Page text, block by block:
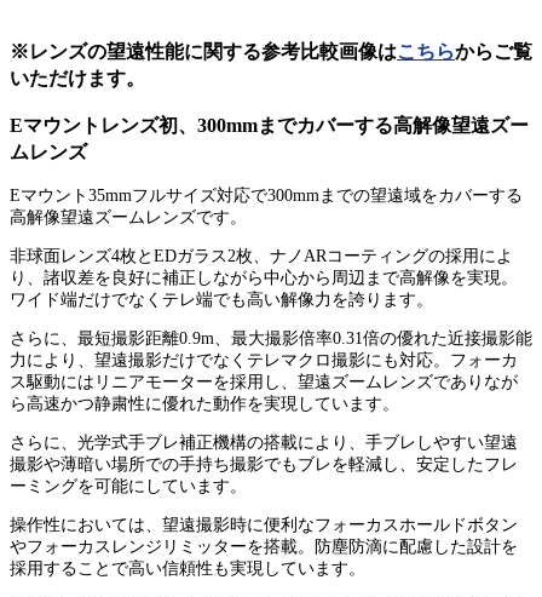
※レンズの望遠性能に関する参考比較画像はこちらからご覧
いただけます。
Eマウントレンズ初、300mmまでカバーする高解像望遠ズー
ムレンズ
Eマウント35mmフルサイズ対応で300mmまでの望遠域をカバーする
高解像望遠ズームレンズです。
非球面レンズ4枚とEDガラス2枚、ナノARコーティングの採用によ
り、諸収差を良好に補正しながら中心から周辺まで高解像を実現。
ワイド端だけでなくテレ端でも高い解像力を誇ります。
さらに、最短撮影距離0.9m、最大撮影倍率0.31倍の優れた近接撮影能
力により、望遠撮影だけでなくテレマクロ撮影にも対応。フォーカ
ス駆動にはリニアモーターを採用し、望遠ズームレンズでありなが
ら高速かつ静粛性に優れた動作を実現しています。
さらに、光学式手ブレ補正機構の搭載により、手ブレしやすい望遠
撮影や薄暗い場所での手持ち撮影でもブレを軽減し、安定したフレ
ーミングを可能にしています。
操作性においては、望遠撮影時に便利なフォーカスホールドボタン
やフォーカスレンジリミッターを搭載。防塵防滴に配慮した設計を
採用することで高い信頼性も実現しています。